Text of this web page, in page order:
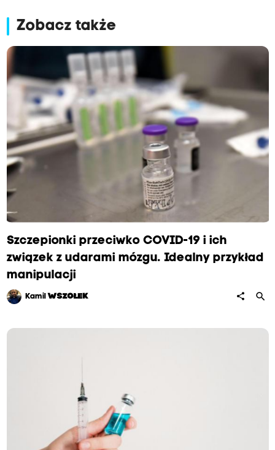
Zobacz także
Szczepionki przeciwko COVID-19 i ich
związek z udarami mózgu. Idealny przykład
manipulacji
KamilWSZOŁEK share search